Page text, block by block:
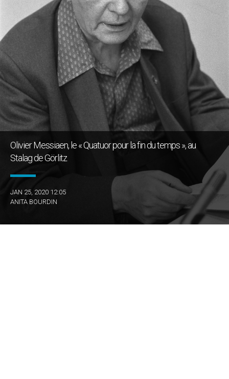
Olivier Messiaen, le « Quatuor pour la fin du temps », au
Stalag de Görlitz
JAN 25, 2020 12:05
ANITA BOURDIN